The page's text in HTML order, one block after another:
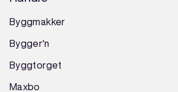
Byggmakker
Bygger'n
Byggtorget
Maxbo